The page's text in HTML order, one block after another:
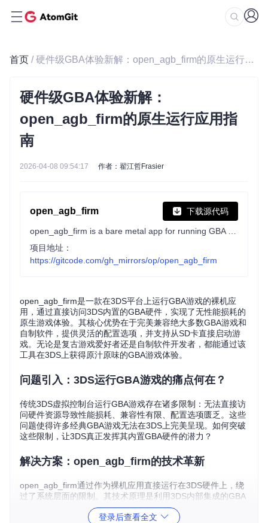
首页 / 硬件级GBA体验新解：open_agb_firm的原生运行应用指南
硬件级GBA体验新解：
open_agb_firm的原生运行应用指
南
2026-04-08 09:54:17 作者：翟江哲Frasier
open_agb_firm 下载源代码
项目地址：
https://gitcode.com/gh_mirrors/op/open_agb_firm
open_agb_firm是一款在3DS平台上运行GBA游戏的裸机应
用，通过直接访问3DS内置的GBA硬件，实现了无性能损耗的
原生游戏体验。其核心优势在于完美兼容绝大多数GBA游戏和
自制软件，提供灵活的配置选项，并支持从SD卡直接启动游
戏。无论是复古游戏爱好者还是自制软件开发者，都能通过该
工具在3DS上获得原汁原味的GBA游戏体验。
问题引入：3DS运行GBA游戏的痛点何在？
传统3DS虚拟控制台运行GBA游戏存在诸多限制：无法直接访
问硬件资源导致性能损耗、兼容性有限、配置选项匮乏。这些
问题使得许多经典GBA游戏无法在3DS上完美呈现。如何突破
这些限制，让3DS真正发挥其内置GBA硬件的潜力？
解决方案：open_agb_firm的技术革新
open_agb_firm通过作为裸机应用直接运行在3DS硬件上，绕
过了系统层面的限制。其技术原理是利用3DS内部集成的GBA
处理器，直接与硬件交互，实现零模拟开销。这种架构不仅保
留了GBA游戏的原始性能，还提供了丰富的自定义选项，让用
登录后查看全文